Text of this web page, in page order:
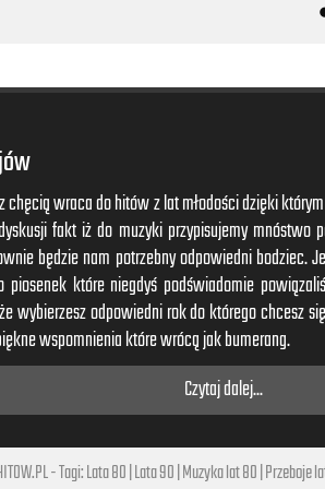
chęcią wraca do hitów z lat młodości dzięki
fakt iż do muzyki przypisujemy mnóstwo
będzie nam potrzebny odpowiedni bodziec.
piosenek które niegdyś podświadomie
wybierzesz odpowiedni rok do którego chcesz
wspomnienia które wrócą jak bumerang.
Czytaj dalej...
- Tagi:Lata 80|Lata 90|Muzyka lat 80|Przeboje